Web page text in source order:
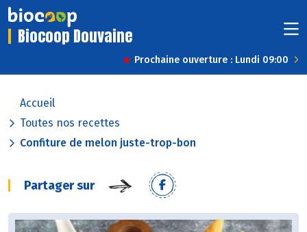
Biocoop Douvaine
Prochaine ouverture : Lundi 09:00
Accueil
Toutes nos recettes
Confiture de melon juste-trop-bon
Partager sur